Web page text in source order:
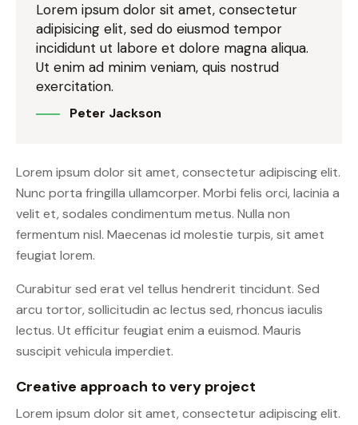
Lorem ipsum dolor sit amet, consectetur
adipisicing elit, sed do eiusmod tempor
incididunt ut labore et dolore magna aliqua.
Ut enim ad minim veniam, quis nostrud
exercitation.
Peter Jackson
Lorem ipsum dolor sit amet, consectetur adipiscing elit.
Nunc porta fringilla ullamcorper. Morbi felis orci, lacinia a
velit et, sodales condimentum metus. Nulla non
fermentum nisl. Maecenas id molestie turpis, sit amet
feugiat lorem.
Curabitur sed erat vel tellus hendrerit tincidunt. Sed
arcu tortor, sollicitudin ac lectus sed, rhoncus iaculis
lectus. Ut efficitur feugiat enim a euismod. Mauris
suscipit vehicula imperdiet.
Creative approach to very project
Lorem ipsum dolor sit amet, consectetur adipiscing elit.